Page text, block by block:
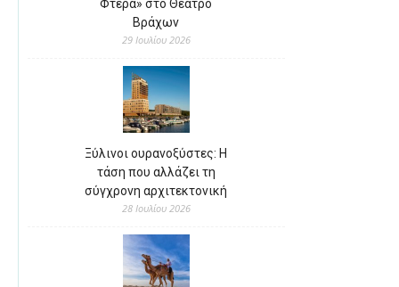
Φτερά» στο Θέατρο
Βράχων
29 Ιουλίου 2026
Ξύλινοι ουρανοξύστες: Η
τάση που αλλάζει τη
σύγχρονη αρχιτεκτονική
28 Ιουλίου 2026